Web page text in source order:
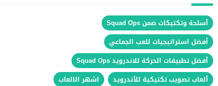
أسلحة وتكتيكات ضمن Squad Ops
أفضل استراتيجيات للعب الجماعي
أفضل تطبيقات الحركة للاندرويد Squad Ops
ألعاب تصويب تكتيكية للأندرويد
اشهر الالعاب